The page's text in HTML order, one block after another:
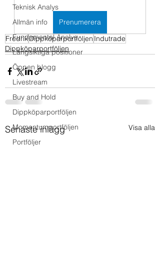
Teknisk Analys
Allmän info
Fundamental Analys
Långsiktiga positioner
Öppen blogg
Livestream
Buy and Hold
Dippköparportföljen
Momentumportföljen
Portföljer
Prenumerera
FredrikDippköparportföljen Indutrade
Dippköparportföljen
Senaste inlägg Visa alla